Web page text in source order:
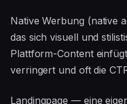
Native Werbung (native
das sich visuell und
Plattform-Content
verringert und oft die
Landingpage — eine